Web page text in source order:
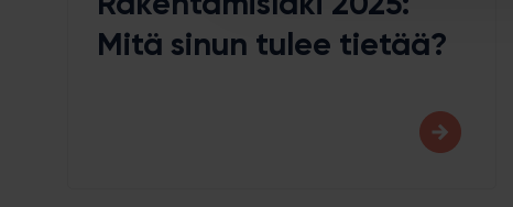
Mitä sinun tulee tietää?